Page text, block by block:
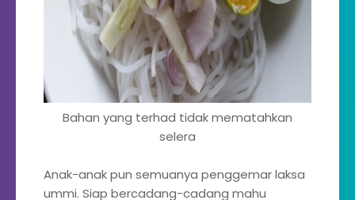
Bahan yang terhad tidak mematahkan
selera
Anak-anak pun semuanya penggemar laksa
ummi. Siap bercadang-cadang mahu